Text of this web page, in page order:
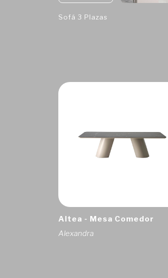
Sofá 3 Plazas
Altea - Mesa Comedor
Alexandra